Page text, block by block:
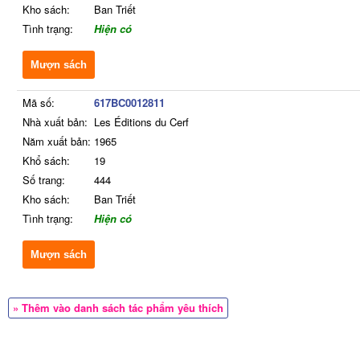
Kho sách:
Ban Triết
Tình trạng:
Hiện có
Mượn sách
Mã số:
617BC0012811
Nhà xuất bản: Les Éditions du Cerf
Năm xuất bản: 1965
Khổ sách:
19
Số trang:
444
Kho sách:
Ban Triết
Tình trạng:
Hiện có
Mượn sách
» Thêm vào danh sách tác phẩm yêu thích